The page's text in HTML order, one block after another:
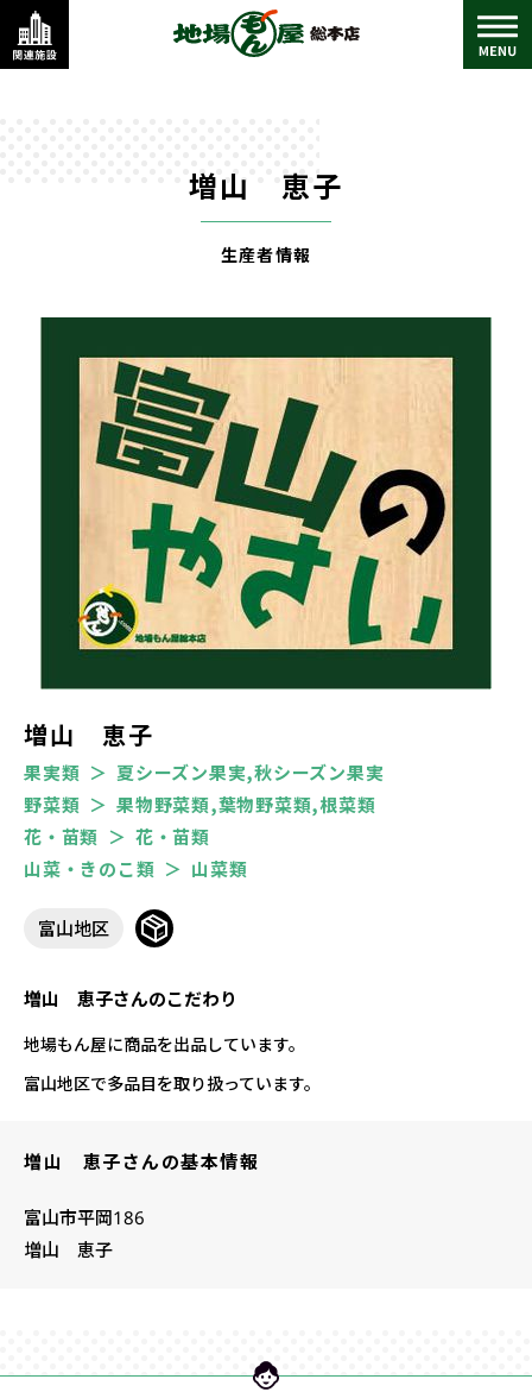
増山 恵子
生産者情報
増山 恵子
果実類
夏シーズン果実,秋シーズン果実
野菜類
果物野菜類,葉物野菜類,根菜類
花・苗類
花・苗類
山菜・きのこ類
山菜類
富山地区
増山 恵子さんのこだわり
地場もん屋に商品を出品しています。
富山地区で多品目を取り扱っています。
増山 恵子さんの基本情報
富山市平岡186
増山 恵子